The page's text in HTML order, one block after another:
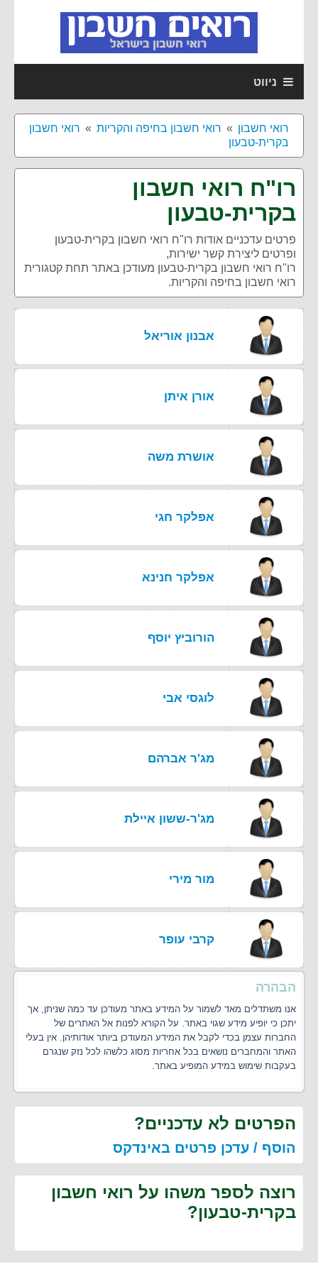
ניווט
רואי חשבון רואי חשבון בחיפה והקריות
רואי חשבון
בקרית-טבעון
רו"ח רואי חשבון
בקרית-טבעון
פרטים עדכניים אודות רו"ח רואי חשבון בקרית-טבעון
ופרטים ליצירת קשר ישירות,
רו"ח רואי חשבון בקרית-טבעון מעודכן באתר תחת קטגורית
רואי חשבון בחיפה והקריות.
אבנון אוריאל
אורן איתן
אושרת משה
אפלקר חגי
אפלקר חנינא
הורוביץ יוסף
לוגסי אבי
מג'ר אברהם
מג'ר-ששון איילת
מור מירי
קרבי עופר
הבהרה
אנו משתדלים מאד לשמור על המידע באתר מעודכן עד כמה שניתן, אך
יתכן כי יופיע מידע שגוי באתר. על הקורא לפנות אל האתרים של
החברות עצמן בכדי לקבל את המידע המעודכן ביותר אודותיהן. אין בעלי
האתר והמחברים נושאים בכל אחריות מסוג כלשהו לכל נזק שנגרם
בעקבות שימוש במידע המופיע באתר.
הפרטים לא עדכניים?
הוסף / עדכן פרטים באינדקס
רוצה לספר משהו על רואי חשבון
בקרית-טבעון?